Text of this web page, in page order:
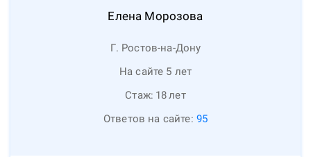
Елена Морозова
Г. Ростов-на-Дону
На сайте 5 лет
Стаж: 18лет
Ответов на сайте: 95